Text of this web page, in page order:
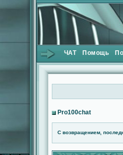
ЧАТ Помощь
Pro100chat
С возвращением,